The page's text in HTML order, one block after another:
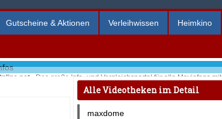
Gutscheine & Aktionen Verleihwissen Heimkino
- Das große Info- und Vergleichsportal für alle Moviefans mit
News, den beliebtesten Online Videotheken im Vergleich sowie
Alle Videotheken im Detail
maxdome